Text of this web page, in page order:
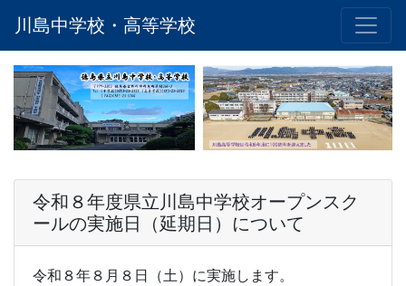
川島中学校・高等学校
令和８年度県立川島中学校オープンスク
ールの実施日（延期日）について
令和８年８月８日（土）に実施します。